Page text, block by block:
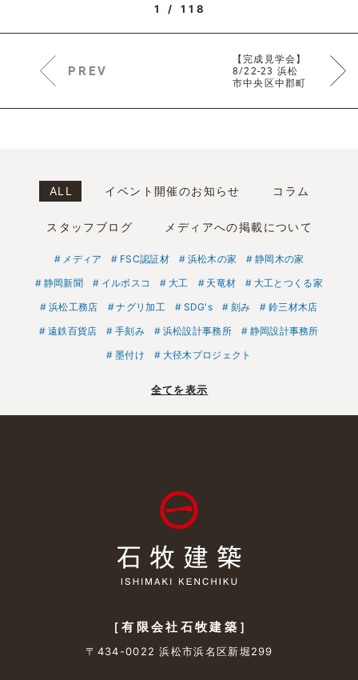
1 / 118
PREV
【完成見学会】
8/22-23 浜松
市中央区中郡町
ALL イベント開催のお知らせ コラム
スタッフブログ メディアへの掲載について
メディア FSC認証材 浜松木の家
静岡木の家
静岡新聞
イルボスコ 大工 天竜材
大工とつくる家
浜松工務店
ナグリ加工 SDG's 刻み
鈴三材木店
遠鉄百貨店
手刻み 浜松設計事務所
静岡設計事務所
墨付け
大径木プロジェクト
全てを表示
［有限会社石牧建築］
〒434-0022 浜松市浜名区新堀299